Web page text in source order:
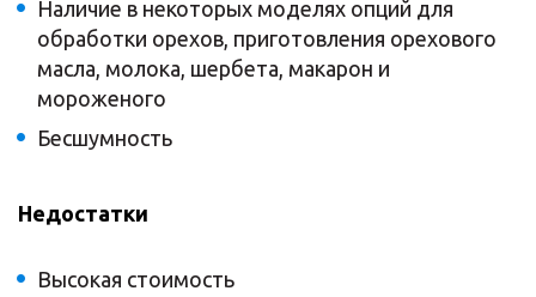
Наличие в некоторых моделях опций для
обработки орехов, приготовления орехового
масла, молока, шербета, макарон и
мороженого
Бесшумность
Недостатки
Высокая стоимость